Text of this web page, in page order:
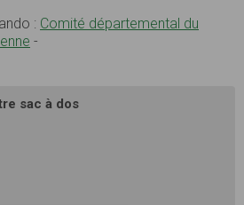
: Comité départemental du
-
sac à dos